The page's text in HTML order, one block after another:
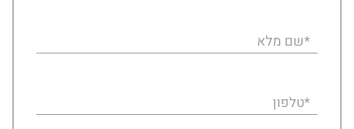
*שם מלא
*טלפון